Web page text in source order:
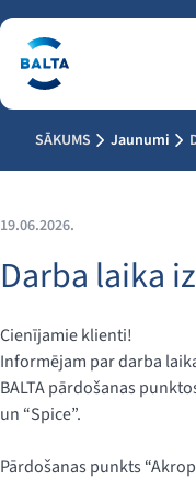
SĀKUMS Jaunumi
19.06.2026.
Darba laika
Cienījamie klienti!
Informējam par darba
BALTA pārdošanas
un “Spice”.
Pārdošanas punkts